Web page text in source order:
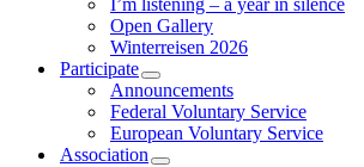
I’m listening – a year in silence
Open Gallery
Winterreisen 2026
Participate
Announcements
Federal Voluntary Service
European Voluntary Service
Association